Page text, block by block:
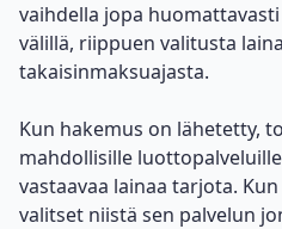
vaihdella jopa
välillä, riippuen valitusta
takaisinmaksuajasta.
Kun hakemus on lähetetty,
mahdollisille
vastaavaa lainaa tarjota.
valitset niistä sen palvelun